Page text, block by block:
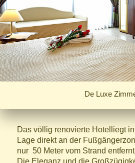
De Luxe
Das völlig renovierte Hotelliegt
Lage direkt an der
nur 50 Meter vom Strand
Die Eleganz und die